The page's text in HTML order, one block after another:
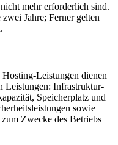
mehr erforderlich sind.
Jahre; Ferner gelten
Leistungen dienen
Leistungen: Infrastruktur-
Speicherplatz und
sowie
Zwecke des Betriebs